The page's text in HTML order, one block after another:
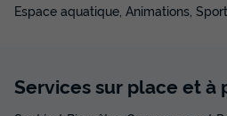
du16/11/2026 au23/11/2026
Espace aquatique, Animations,
Services sur place et à